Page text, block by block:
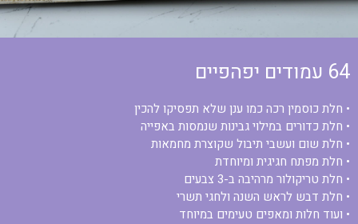
64 עמודים יפהפיים
• חלת כוסמין רכה כמו ענן שלא תפסיקו להכין
• חלת כדורים במילוי גבינות שנמסות באפייה
• חלת שום ועשבי תיבול שקוצרת מחמאות
• חלת מפתח חגיגית ומיוחדת
• חלת טריקולור מרהיבה ב-3 צבעים
• חלת דבש לראש השנה ולחגי תשרי
• ועוד חלות ומאפים טעימים במיוחד